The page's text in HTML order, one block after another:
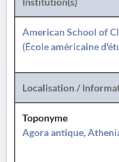
American School of
(École américaine
Localisation /
Toponyme
Agora antique,